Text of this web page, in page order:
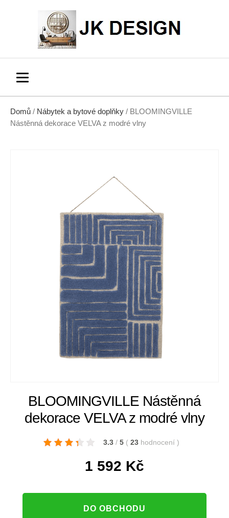
Domů / Nábytek a bytové doplňky / BLOOMINGVILLE
Nástěnná dekorace VELVA z modré vlny
BLOOMINGVILLE Nástěnná
dekorace VELVA z modré vlny
3.3 / 5 ( 23 hodnocení )
1 592 Kč
DO OBCHODU